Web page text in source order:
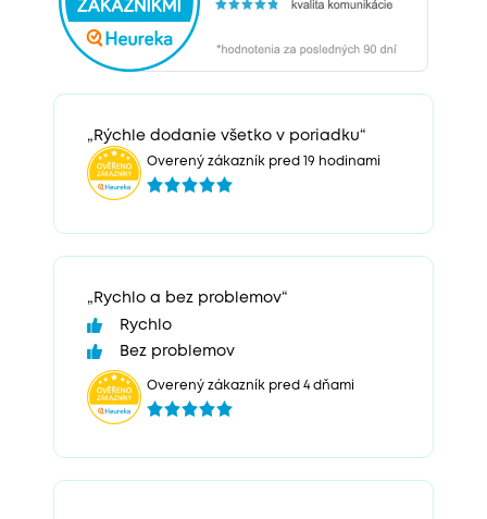
„Rýchle dodanie všetko v poriadku“
Overený zákazník pred 19 hodinami
„Rychlo a bez problemov“
Rychlo
Bez problemov
Overený zákazník pred 4 dňami